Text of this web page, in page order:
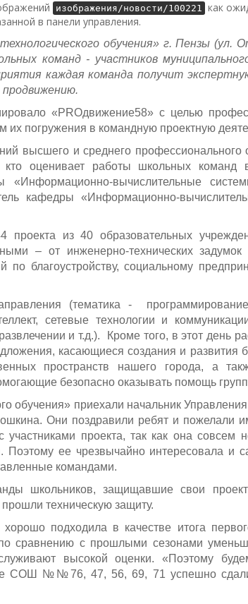
изображения/новости/100221 как
в панели управления.
обучения» г. Пензы (ул.
команд - участников
каждая команда получит
продвижению.
«PROдвижение58» с целью
их погружения в командную проектную
высшего и среднего профессионального
оценивает работы школьных команд
«Информационно-вычислительные
кафедры «Информационно-
проекта из 40 образовательных
– от инженерно-технических
благоустройству, социальному
(тематика -
сетевые технологии и
и т.д.). Кроме того, в этот день
касающиеся создания и развития
пространств нашего города, а
безопасно оказывать помощь
обучения» приехали начальник Управления
Они поздравили ребят и пожелали
проекта, так как она совсем
Поэтому ее чрезвычайно интересовала и
командами.
школьников, защищавшие свои
техническую защиту.
подходила в качестве итога
сравнению с прошлыми сезонами
высокой оценки. «Поэтому
СОШ №№76, 47, 56, 69, 71 успешно